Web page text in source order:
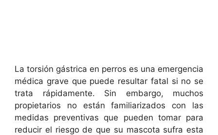
La torsión gástrica en perros es una emergencia
médica grave que puede resultar fatal si no se
trata rápidamente. Sin embargo, muchos
propietarios no están familiarizados con las
medidas preventivas que pueden tomar para
reducir el riesgo de que su mascota sufra esta